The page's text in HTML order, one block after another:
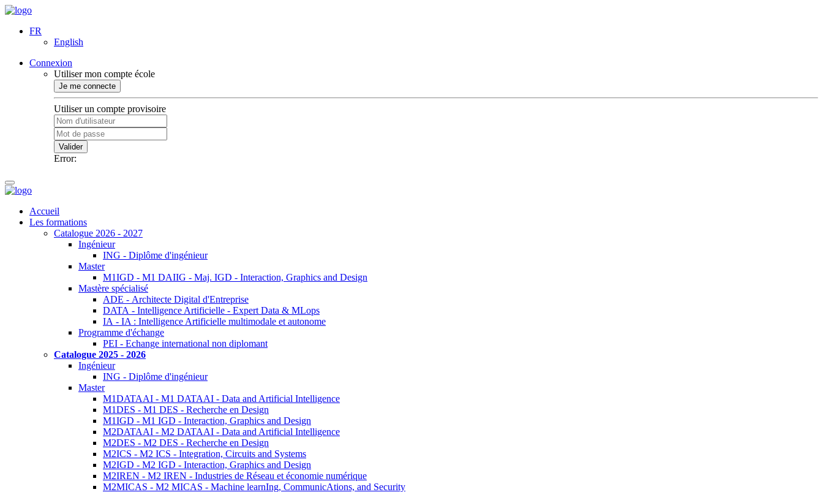
FR
English
Connexion
Utiliser mon compte école
Je me connecte
Utiliser un compte provisoire
Valider
Error:
Accueil
Les formations
Catalogue 2026 - 2027
Ingénieur
ING - Diplôme d'ingénieur
Master
M1IGD - M1 DAIIG - Maj. IGD - Interaction, Graphics and Design
Mastère spécialisé
ADE - Architecte Digital d'Entreprise
DATA - Intelligence Artificielle - Expert Data & MLops
IA - IA : Intelligence Artificielle multimodale et autonome
Programme d'échange
PEI - Echange international non diplomant
Catalogue 2025 - 2026
Ingénieur
ING - Diplôme d'ingénieur
Master
M1DATAAI - M1 DATAAI - Data and Artificial Intelligence
M1DES - M1 DES - Recherche en Design
M1IGD - M1 IGD - Interaction, Graphics and Design
M2DATAAI - M2 DATAAI - Data and Artificial Intelligence
M2DES - M2 DES - Recherche en Design
M2ICS - M2 ICS - Integration, Circuits and Systems
M2IGD - M2 IGD - Interaction, Graphics and Design
M2IREN - M2 IREN - Industries de Réseau et économie numérique
M2MICAS - M2 MICAS - Machine learnIng, CommunicAtions, and Security